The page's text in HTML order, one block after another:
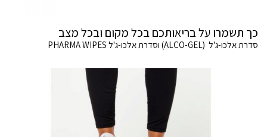
כך תשמרו על בריאותכם בכל מקום ובכל מצב
סדרת אלכו-ג'ל (ALCO-GEL) וסדרת אלכו-ג'ל PHARMA WIPES